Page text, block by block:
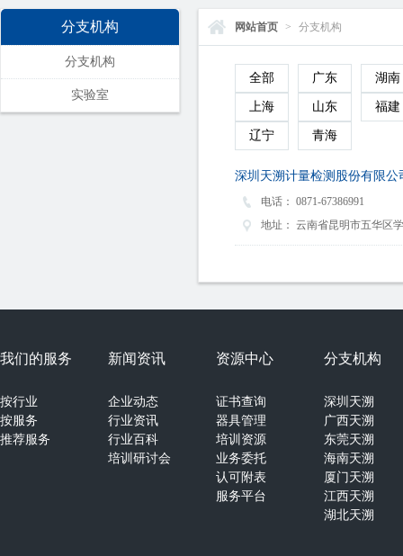
分支机构
分支机构
实验室
网站首页 > 分支机构
全部 广东 湖南
上海 山东 福建
辽宁 青海
深圳天溯计量检测股份有限公
电话： 0871-67386991
地址： 云南省昆明市五华区
我们的服务
按行业
按服务
推荐服务
新闻资讯
企业动态
行业资讯
行业百科
培训研讨会
资源中心
证书查询
器具管理
培训资源
业务委托
认可附表
服务平台
分支机构
深圳天溯
广西天溯
东莞天溯
海南天溯
厦门天溯
江西天溯
湖北天溯